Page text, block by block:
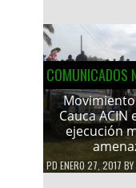
COMUNICADOS
Cauca
ejecución
PD ENERO 27, 2017 BY